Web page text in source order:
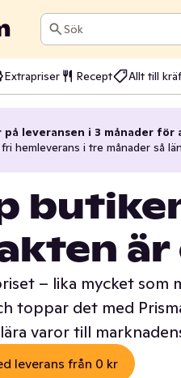
Sök
Extrapriser Recept Allt till
på leveransen i 3 månader
hemleverans i tre månader så
är
– lika mycket som
toppar det med
varor till
leverans från 0 kr